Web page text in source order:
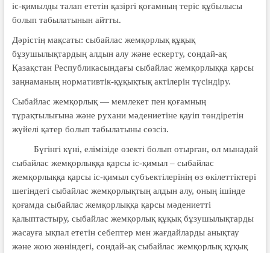
іс-қимылды талап ететін қазіргі қоғамның теріс құбылысы
болып табылатынын айтты.
Дәрістің мақсаты: сыбайлас жемқорлық құқық
бұзушылықтардың алдын алу және ескерту, сондай-ақ
Қазақстан Республикасындағы сыбайлас жемқорлыққа қарсы
заңнаманың нормативтік-құқықтық актілерін түсіндіру.
Сыбайлас жемқорлық — мемлекет пен қоғамның
тұрақтылығына және рухани мәдениетіне қауіп төндіретін
жүйелі қатер болып табылатыны сөзсіз.
Бүгінгі күні, елімізіде өзекті болып отырған, ол мынадай
сыбайлас жемқорлыққа қарсы іс-қимыл – сыбайлас
жемқорлыққа қарсы іс-қимыл субъектілерінің өз өкілеттіктері
шегіндегі сыбайлас жемқорлықтың алдын алу, оның ішінде
қоғамда сыбайлас жемқорлыққа қарсы мәдениетті
қалыптастыру, сыбайлас жемқорлық құқық бұзушылықтарды
жасауға ықпал ететін себептер мен жағдайларды анықтау
және жою жөніндегі, сондай-ақ сыбайлас жемқорлық құқық